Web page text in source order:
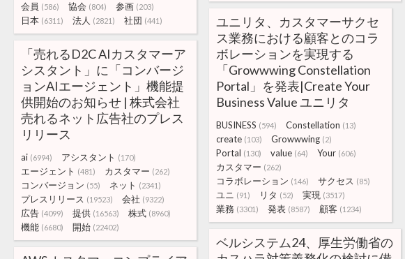
会員 (586) 協会 (804) 参画 (203)
日本 (6311) 法人 (2821) 社団 (441)
ユニリタ、カスタマーサクセ
ス業務における顧客とのコラ
ボレーションを実現する
「Growwwing Constellation
Portal」を発表|Create Your
Business Value ユニリタ
BUSINESS (594) Constellation (13)
create (103) Growwwing (2)
Portal (130) value (64) Your (606)
カスタマー (262)
コラボレーション (146) サクセス (85)
ユニ (91) リタ (52) 実現 (3517)
業務 (3301) 発表 (8587) 顧客 (1234)
「売れるD2C AIカスタマーア
シスタント」に「コンバージ
ョンAIエージェント」機能提
供開始のお知らせ | 株式会社
売れるネット広告社のプレス
リリース
ai (6994) アシスタント (170)
エージェント (481) カスタマー (262)
コンバージョン (55) ネット (2341)
プレスリリース (19523) 会社 (9322)
広告 (4099) 提供 (16563) 株式 (8960)
機能 (6680) 開始 (22402)
ベルシステム24、厚生労働省の